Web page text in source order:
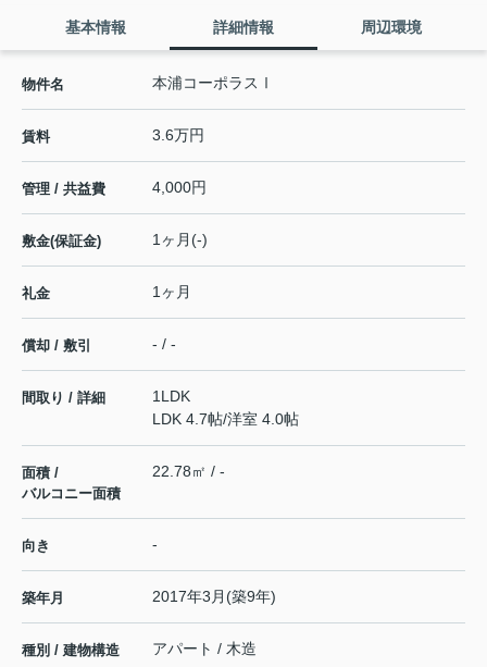
基本情報 詳細情報 周辺環境
物件名 本浦コーポラスⅠ
賃料 3.6万円
管理 / 共益費 4,000円
敷金(保証金) 1ヶ月(-)
礼金 1ヶ月
償却 / 敷引 - / -
間取り / 詳細
1LDK
LDK 4.7帖/洋室 4.0帖
面積 /
バルコニー面積
22.78㎡ / -
向き -
築年月 2017年3月(築9年)
種別 / 建物構造 アパート / 木造